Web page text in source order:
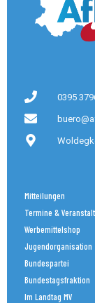
0395
Mitteilungen
Termine &
Werbemittelshop
Jugendorganisation
Bundespartei
Bundestagsfraktion
Im Landtag MV